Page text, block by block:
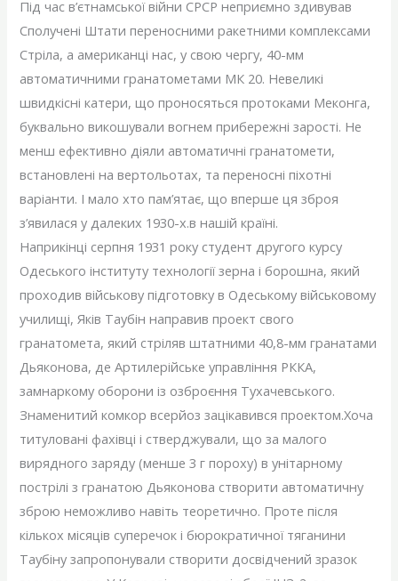
Під час в’єтнамської війни СРСР неприємно здивував
Сполучені Штати переносними ракетними комплексами
Стріла, а американці нас, у свою чергу, 40-мм
автоматичними гранатометами МК 20. Невеликі
швидкісні катери, що проносяться протоками Меконга,
буквально викошували вогнем прибережні зарості. Не
менш ефективно діяли автоматичні гранатомети,
встановлені на вертольотах, та переносні піхотні
варіанти. І мало хто пам’ятає, що вперше ця зброя
з’явилася у далеких 1930-х.в нашій країні.
Наприкінці серпня 1931 року студент другого курсу
Одеського інституту технології зерна і борошна, який
проходив військову підготовку в Одеському військовому
училищі, Яків Таубін направив проект свого
гранатомета, який стріляв штатними 40,8-мм гранатами
Дьяконова, де Артилерійське управління РККА,
замнаркому оборони із озброєння Тухачевського.
Знаменитий комкор всерйоз зацікавився проектом.Хоча
титуловані фахівці і стверджували, що за малого
вирядного заряду (менше 3 г пороху) в унітарному
пострілі з гранатою Дьяконова створити автоматичну
зброю неможливо навіть теоретично. Проте після
кількох місяців суперечок і бюрократичної тяганини
Таубіну запропонували створити досвідчений зразок